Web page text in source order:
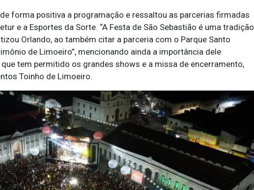
forma positiva a programação e ressaltou as parcerias firmadas
e a Esportes da Sorte. “A Festa de São Sebastião é uma tradição
Orlando, ao também citar a parceria com o Parque Santo
de Limoeiro”, mencionando ainda a importância dele
tem permitido os grandes shows e a missa de encerramento,
Toinho de Limoeiro.